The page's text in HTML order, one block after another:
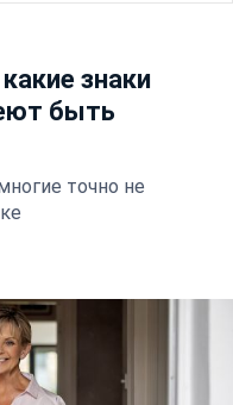
знаки
быть
точно не